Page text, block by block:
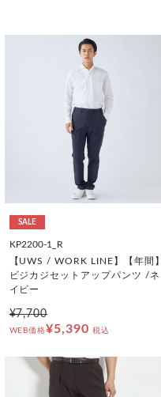
SALE
KP2200-1_R
【UWS / WORK LINE】【年間】
ビジカジセットアップパンツ /ネ
イビー
¥7,700
WEB価格¥5,390 税込